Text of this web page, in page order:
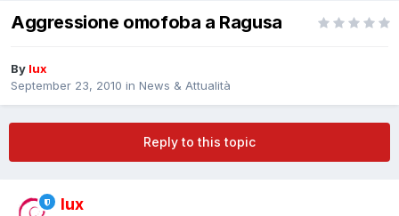
Aggressione omofoba a Ragusa
By lux
September 23, 2010 in News & Attualità
Reply to this topic
lux